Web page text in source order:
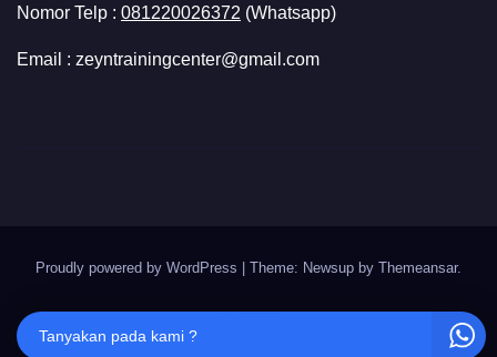
Nomor Telp : 081220026372 (Whatsapp)
Email : zeyntrainingcenter@gmail.com
Proudly powered by WordPress Theme: Newsup by Themeansar.
Tanyakan pada kami ?